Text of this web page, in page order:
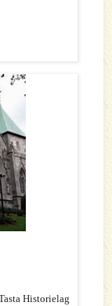
Historielag